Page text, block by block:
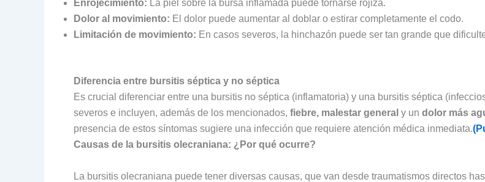
Enrojecimiento: La piel sobre la bursa inflamada puede tornarse rojiza.
Dolor al movimiento: El dolor puede aumentar al doblar o estirar completamente el codo.
Limitación de movimiento: En casos severos, la hinchazón puede ser tan grande que
Diferencia entre bursitis séptica y no séptica
Es crucial diferenciar entre una bursitis no séptica (inflamatoria) y una bursitis séptica
severos e incluyen, además de los mencionados, fiebre, malestar general y un dolor más
presencia de estos síntomas sugiere una infección que requiere atención médica inmediata.
Causas de la bursitis olecraniana: ¿Por qué ocurre?
La bursitis olecraniana puede tener diversas causas, que van desde traumatismos directos